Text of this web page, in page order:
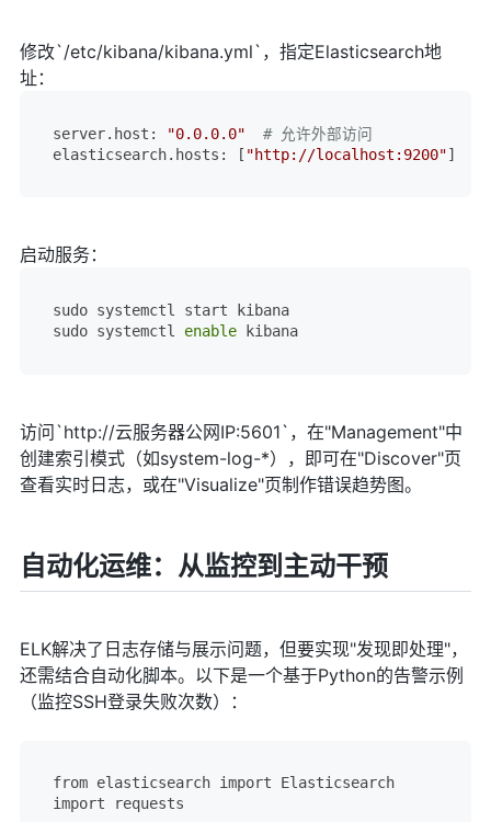
修改`/etc/kibana/kibana.yml`，指定Elasticsearch地
址：
server.host: "0.0.0.0"
# 允许外部访问
elasticsearch.hosts: [ "http://localhost:9200"]
启动服务：
sudo systemctl start kibana
sudo systemctl enable kibana
访问`http://云服务器公网IP:5601`，在"Management"中
创建索引模式（如system-log-*），即可在"Discover"页
查看实时日志，或在"Visualize"页制作错误趋势图。
自动化运维：从监控到主动干预
ELK解决了日志存储与展示问题，但要实现"发现即处理"，
还需结合自动化脚本。以下是一个基于Python的告警示例
（监控SSH登录失败次数）：
from elasticsearch import Elasticsearch
import requests